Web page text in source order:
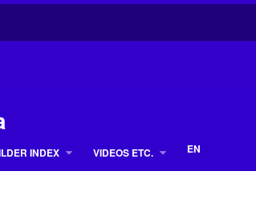
INDEX VIDEOS ETC. EN